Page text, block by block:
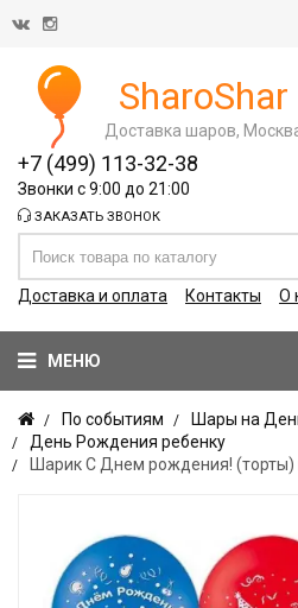
SharoShar
Доставка шаров,
+7 (499) 113-32-38
Звонки с 9:00 до 21:00
ЗАКАЗАТЬ ЗВОНОК
Доставка и оплата Контакты О
МЕНЮ
По событиям
Шары на
День Рождения ребенку
Шарик С Днем рождения! (торты)